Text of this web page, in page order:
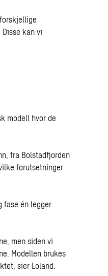
kan vi
modell hvor de
fra Bolstadfjorden
forutsetninger
fase én legger
men siden vi
Modellen brukes
sier Loland.